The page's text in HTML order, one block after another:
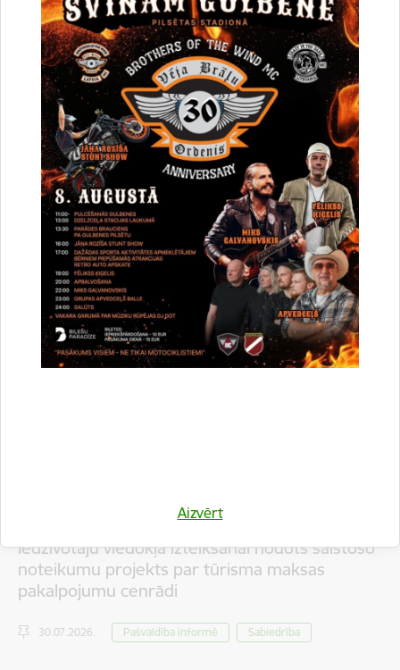
Aizvērt
Par satiksmes organizāciju Brīvības un
Dzelzceļa ielas pārbūves darbu laikā Gulbenē
30.07.2026. Projekti
Sabiedrība
Satiksmes ierobežojumi
Iedzīvotāju viedokļa izteikšanai nodots saistošo
noteikumu projekts par tūrisma maksas
pakalpojumu cenrādi
30.07.2026. Pašvaldība informē Sabiedrība